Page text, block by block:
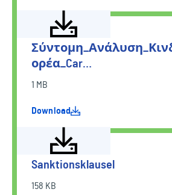
ορέα_Car…
1 MB
Download
Sanktionsklausel
158 KB